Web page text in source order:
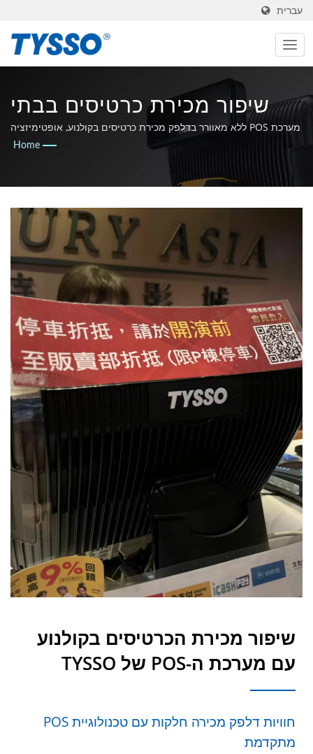
עברית
שיפור מכירת כרטיסים בבתי
קולנוע עם מערכת TYSSO POS
POS מאז 1981 | FAMETECH
INC
מערכת POS ללא מאוורר בדלפק מכירת כרטיסים בקולנוע, אופטימיזציה
של חוויות הלקוחות.
Home
שיפור מכירת הכרטיסים בקולנוע
עם מערכת ה-POS של TYSSO
חוויות דלפק מכירה חלקות עם טכנולוגיית POS
מתקדמת